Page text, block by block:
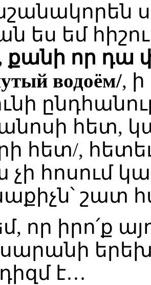
ես եմ
քանի որ
водоём/,
հետ,
հետ/,
չի հոսում
շատ
որ իրո՛ք
է…